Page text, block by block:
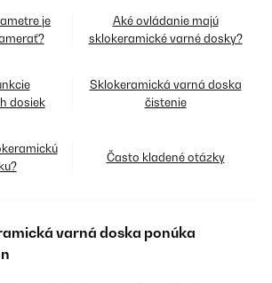
je
Aké ovládanie majú
sklokeramické varné dosky?
dosiek
Sklokeramická varná doska
čistenie
Často kladené otázky
varná doska ponúka